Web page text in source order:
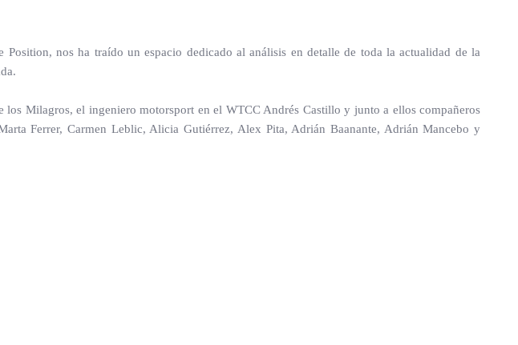
nos ha traído un espacio dedicado al análisis en detalle de toda la actualidad de la
Milagros, el ingeniero motorsport en el WTCC Andrés Castillo y junto a ellos compañeros
Ferrer, Carmen Leblic, Alicia Gutiérrez, Alex Pita, Adrián Baanante, Adrián Mancebo y